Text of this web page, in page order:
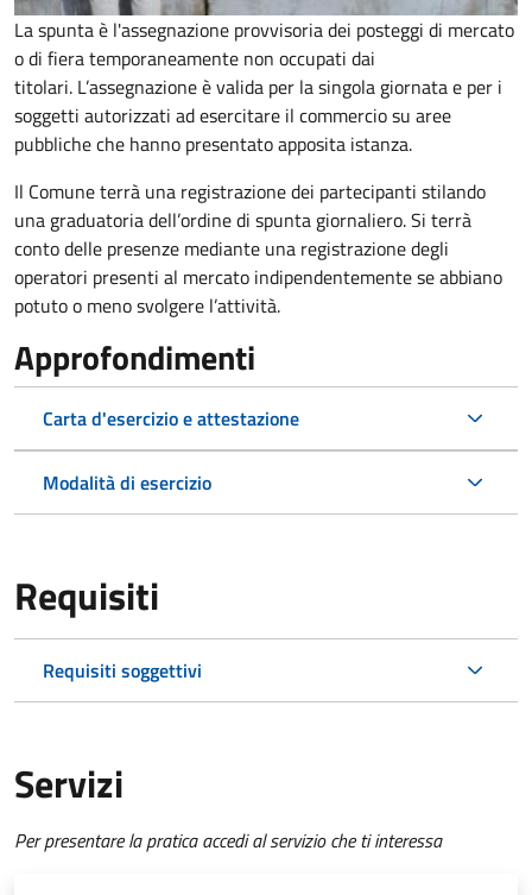
La spunta è l'assegnazione provvisoria dei posteggi di mercato
o di fiera temporaneamente non occupati dai
titolari. L’assegnazione è valida per la singola giornata e per i
soggetti autorizzati ad esercitare il commercio su aree
pubbliche che hanno presentato apposita istanza.
Il Comune terrà una registrazione dei partecipanti stilando
una graduatoria dell’ordine di spunta giornaliero. Si terrà
conto delle presenze mediante una registrazione degli
operatori presenti al mercato indipendentemente se abbiano
potuto o meno svolgere l’attività.
Approfondimenti
Carta d'esercizio e attestazione
Modalità di esercizio
Requisiti
Requisiti soggettivi
Servizi
Per presentare la pratica accedi al servizio che ti interessa